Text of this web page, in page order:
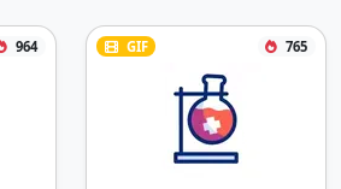
964 GIF 765